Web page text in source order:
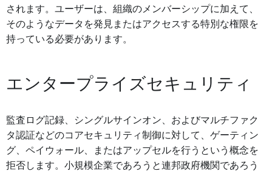
されます。ユーザーは、組織のメンバーシップに加えて、
そのようなデータを発見またはアクセスする特別な権限を
持っている必要があります。
エンタープライズセキュリティ
監査ログ記録、シングルサインオン、およびマルチファク
タ認証などのコアセキュリティ制御に対して、ゲーティン
グ、ペイウォール、またはアップセルを行うという概念を
拒否します。小規模企業であろうと連邦政府機関であろう